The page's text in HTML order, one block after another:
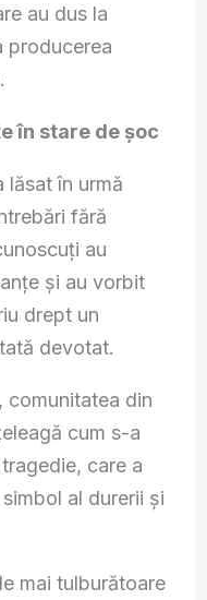
au dus la
producerea
în stare de șoc
lăsat în urmă
fără
au
și au vorbit
drept un
devotat.
comunitatea din
cum s-a
care a
al durerii și
mai tulburătoare